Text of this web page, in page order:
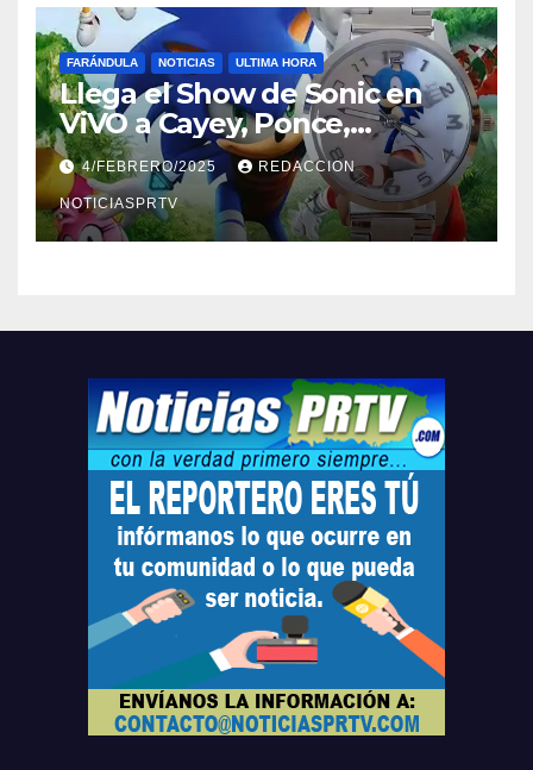
FARÁNDULA NOTICIAS ULTIMA HORA
Llega el Show de Sonic en
ViVO a Cayey, Ponce,
Barceloneta y Humacao,
Relojes gratis para el que
compre ahora….
4/FEBRERO/2025 REDACCION
NOTICIASPRTV